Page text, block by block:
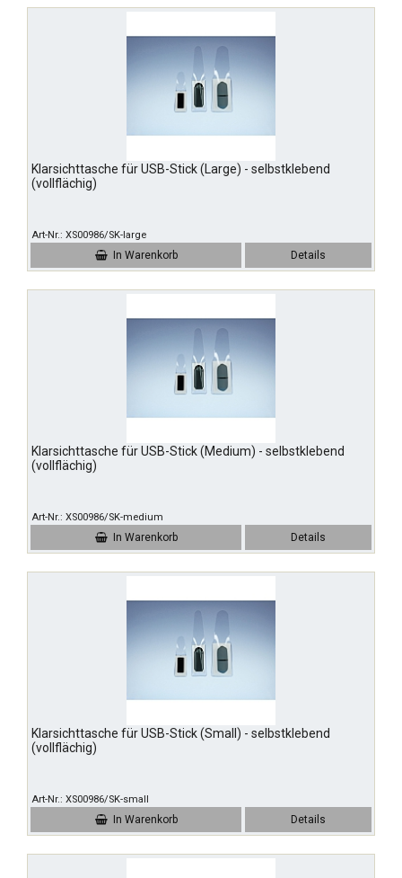
Klarsichttasche für USB-Stick (Large) - selbstklebend
(vollflächig)
Art-Nr. XS00986/SK-large
In Warenkorb Details
Klarsichttasche für USB-Stick (Medium) - selbstklebend
(vollflächig)
Art-Nr. XS00986/SK-medium
In Warenkorb Details
Klarsichttasche für USB-Stick (Small) - selbstklebend
(vollflächig)
Art-Nr. XS00986/SK-small
In Warenkorb Details